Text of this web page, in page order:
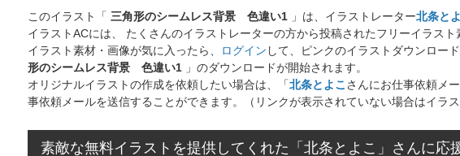
このイラスト「 三角形のシームレス背景 色違い1 」は、イラストレーター北条と
イラストACには、 たくさんのイラストレーターの方から投稿されたフリーイラス
イラスト素材・画像が気に入ったら、
ログイン して、ピンクのイラストダウンロー
形のシームレス背景 色違い1 」のダウンロードが開始されます。
オリジナルイラストの作成を依頼したい場合は、「北条とよこ さんにお仕事依頼メ
事依頼メールを送信することができます。（リンクが表示されていない場合はイラ
素敵な無料イラストを提供してくれた「北条とよこ」さんに応